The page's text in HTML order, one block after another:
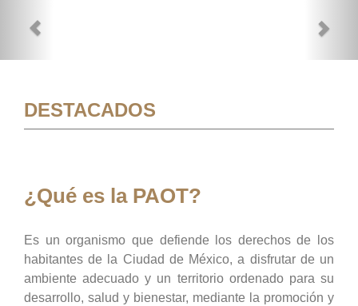
DESTACADOS
¿Qué es la PAOT?
Es un organismo que defiende los derechos de los
habitantes de la Ciudad de México, a disfrutar de un
ambiente adecuado y un territorio ordenado para su
desarrollo, salud y bienestar, mediante la promoción y